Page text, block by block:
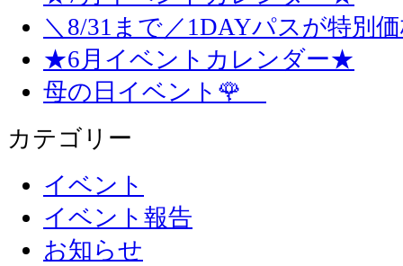
＼8/31まで／1DAYパスが特別
★6月イベントカレンダー★
母の日イベント🌹
カテゴリー
イベント
イベント報告
お知らせ